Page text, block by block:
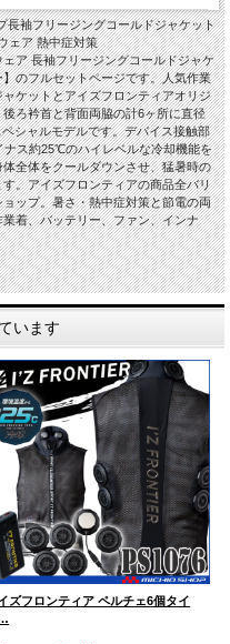
長袖フリージングコールドジャケット
ェア 熱中症対策
ア 長袖フリージングコールドジャケ
のフルセットページです。人気作業
ケットとアイズフロンティアオリジ
ろ衿首と背面両脇の計6ヶ所に直径
シャルモデルです。デバイス接触部
ナス約25℃のハイレベルな冷却機能を
全体をクールダウンさせ、猛暑時の
。アイズフロンティアの商品全バリ
ップ。暑さ・熱中症対策と節電の両
着、バッテリー、ファン、インナ
います
ズフロンティア ペルチェ6個タイ